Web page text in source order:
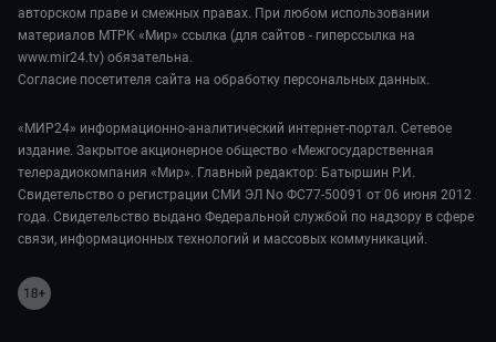
авторском праве и смежных правах. При любом использовании
материалов МТРК «Мир» ссылка (для сайтов - гиперссылка на
www.mir24.tv) обязательна.
Согласие посетителя сайта на обработку персональных данных.
«МИР24» информационно-аналитический интернет-портал. Сетевое
издание. Закрытое акционерное общество «Межгосударственная
телерадиокомпания «Мир». Главный редактор: Батыршин Р.И.
Свидетельство о регистрации СМИ ЭЛ No ФС77-50091 от 06 июня 2012
года. Свидетельство выдано Федеральной службой по надзору в сфере
связи, информационных технологий и массовых коммуникаций.